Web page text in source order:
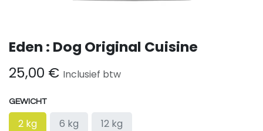
Eden : Dog Original Cuisine
25,00 € Inclusief btw
GEWICHT
2 kg 6 kg 12 kg